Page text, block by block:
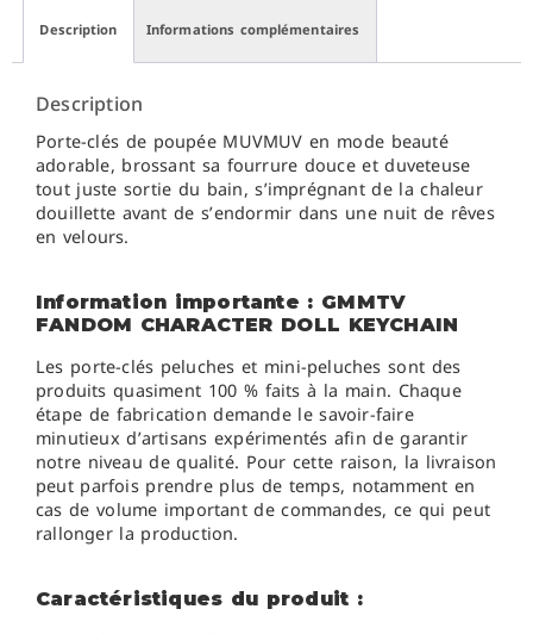
Description Informations complémentaires
Description
Porte-clés de poupée MUVMUV en mode beauté
adorable, brossant sa fourrure douce et duveteuse
tout juste sortie du bain, s’imprégnant de la chaleur
douillette avant de s’endormir dans une nuit de rêves
en velours.
Information importante : GMMTV
FANDOM CHARACTER DOLL KEYCHAIN
Les porte-clés peluches et mini-peluches sont des
produits quasiment 100 % faits à la main. Chaque
étape de fabrication demande le savoir-faire
minutieux d’artisans expérimentés afin de garantir
notre niveau de qualité. Pour cette raison, la livraison
peut parfois prendre plus de temps, notamment en
cas de volume important de commandes, ce qui peut
rallonger la production.
Caractéristiques du produit :